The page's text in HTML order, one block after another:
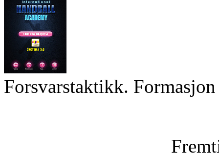
Forsvarstaktikk.